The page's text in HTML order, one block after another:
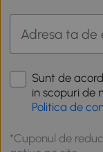
Sunt de
in scopuri de
Politica de
*Cuponul de